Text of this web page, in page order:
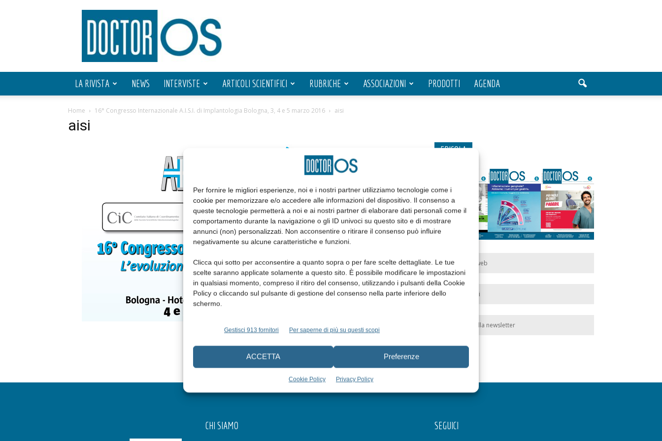
Per fornire le migliori esperienze, noi e i nostri partner utilizziamo tecnologie come i
cookie per memorizzare e/o accedere alle informazioni del dispositivo. Il consenso a
queste tecnologie permetterà a noi e ai nostri partner di elaborare dati personali come il
comportamento durante la navigazione o gli ID univoci su questo sito e di mostrare
annunci (non) personalizzati. Non acconsentire o ritirare il consenso può influire
negativamente su alcune caratteristiche e funzioni.
Clicca qui sotto per acconsentire a quanto sopra o per fare scelte dettagliate. Le tue
scelte saranno applicate solamente a questo sito. È possibile modificare le impostazioni
in qualsiasi momento, compreso il ritiro del consenso, utilizzando i pulsanti della Cookie
Policy o cliccando sul pulsante di gestione del consenso nella parte inferiore dello
schermo.
Gestisci 913 fornitori Per saperne di più su questi scopi
ACCETTA Preferenze
Cookie Policy Privacy Policy
Doctor
OS
LA RIVISTA NEWS INTERVISTE ARTICOLI SCIENTIFICI RUBRICHE ASSOCIAZIONI PRODOTTI AGENDA
Home 16° Congresso Internazionale A.I.S.I. di Implantologia Bologna, 3, 4 e 5 marzo 2016 aisi
aisi
EDICOLA
Edicola web
Abbonati
Iscriviti alla newsletter
CHI SIAMO SEGUICI